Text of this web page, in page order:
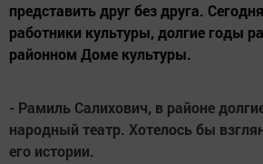
представить друг без друга.
работники культуры, долгие годы
районном Доме культуры.
- Рамиль Салихович, в районе
народный театр. Хотелось бы
его истории.